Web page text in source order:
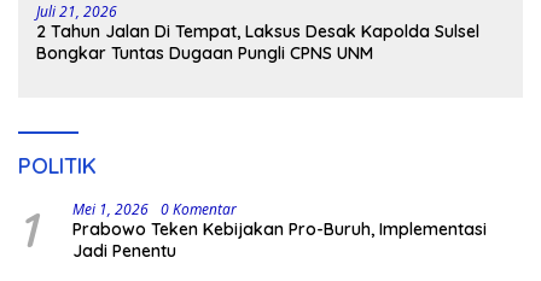
Juli 21, 2026
2 Tahun Jalan Di Tempat, Laksus Desak Kapolda Sulsel
Bongkar Tuntas Dugaan Pungli CPNS UNM
POLITIK
1 Mei 1, 2026 0 Komentar
Prabowo Teken Kebijakan Pro-Buruh, Implementasi
Jadi Penentu